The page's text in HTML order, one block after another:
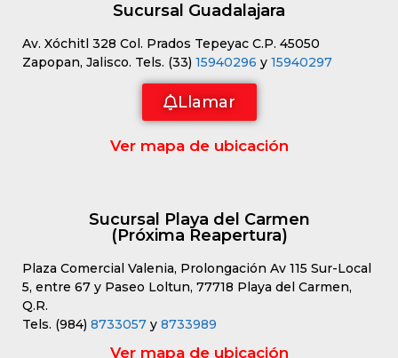
Sucursal Guadalajara
Av. Xóchitl 328 Col. Prados Tepeyac C.P. 45050
Zapopan, Jalisco. Tels. (33) 15940296 y 15940297
Llamar
Ver mapa de ubicación
Sucursal Playa del Carmen
(Próxima Reapertura)
Plaza Comercial Valenia, Prolongación Av 115 Sur-Local
5, entre 67 y Paseo Loltun, 77718 Playa del Carmen,
Q.R.
Tels. (984) 8733057 y 8733989
Ver mapa de ubicación